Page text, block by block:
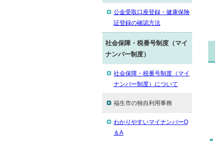
公金受取口座登録・健康保険
証登録の確認方法
社会保障・税番号制度（マイ
ナンバー制度）
社会保障・税番号制度（マイ
ナンバー制度）について
福生市の独自利用事務
わかりやすいマイナンバーQ
＆A